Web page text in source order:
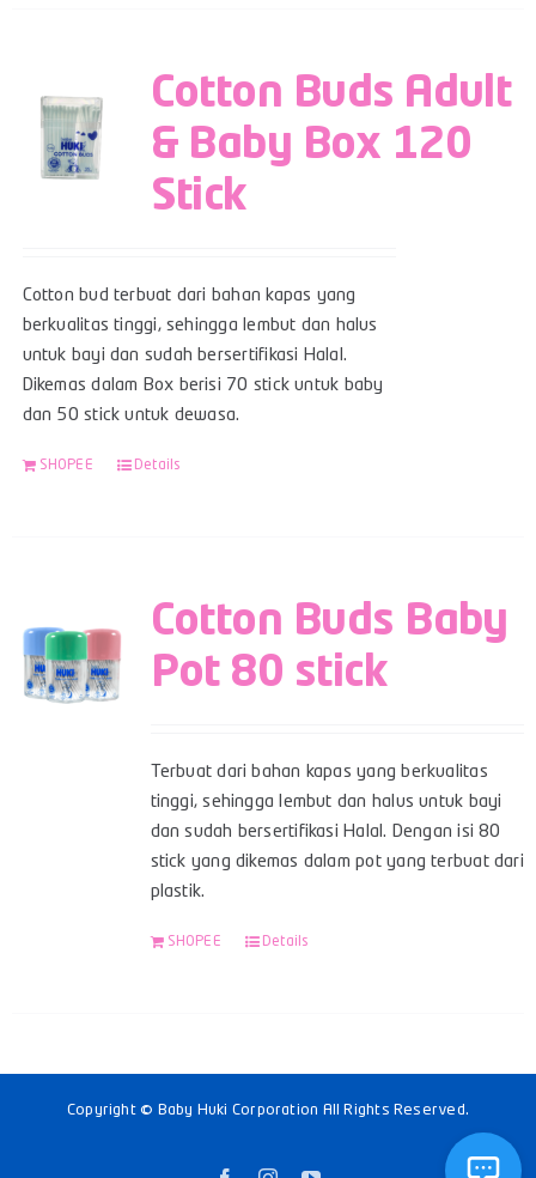
Cotton Buds Adult
& Baby Box 120
Stick
Cotton bud terbuat dari bahan kapas yang
berkualitas tinggi, sehingga lembut dan halus
untuk bayi dan sudah bersertifikasi Halal.
Dikemas dalam Box berisi 70 stick untuk baby
dan 50 stick untuk dewasa.
SHOPEE Details
Cotton Buds Baby
Pot 80 stick
Terbuat dari bahan kapas yang berkualitas
tinggi, sehingga lembut dan halus untuk bayi
dan sudah bersertifikasi Halal. Dengan isi 80
stick yang dikemas dalam pot yang terbuat dari
plastik.
SHOPEE Details
Copyright © Baby Huki Corporation All Rights Reserved.